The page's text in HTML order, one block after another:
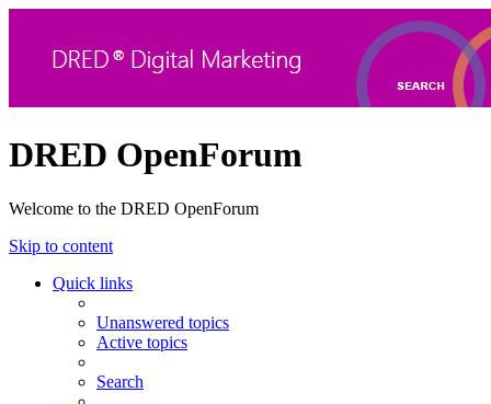
DRED OpenForum
Welcome to the DRED OpenForum
Skip to content
Quick links
Unanswered topics
Active topics
Search